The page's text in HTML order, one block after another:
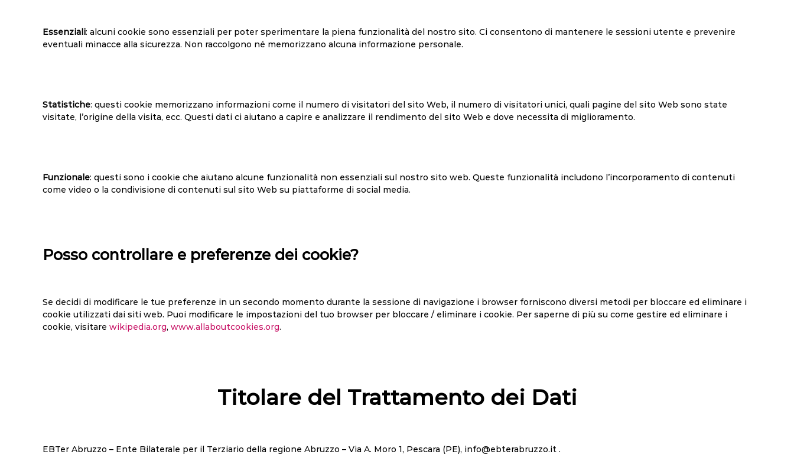
Essenziali: alcuni cookie sono essenziali per poter sperimentare la piena funzionalità del nostro sito. Ci consentono di mantenere le sessioni utente e prevenire
eventuali minacce alla sicurezza. Non raccolgono né memorizzano alcuna informazione personale.
Statistiche: questi cookie memorizzano informazioni come il numero di visitatori del sito Web, il numero di visitatori unici, quali pagine del sito Web sono state
visitate, l’origine della visita, ecc. Questi dati ci aiutano a capire e analizzare il rendimento del sito Web e dove necessita di miglioramento.
Funzionale: questi sono i cookie che aiutano alcune funzionalità non essenziali sul nostro sito web. Queste funzionalità includono l’incorporamento di contenuti
come video o la condivisione di contenuti sul sito Web su piattaforme di social media.
Posso controllare e preferenze dei cookie?
Se decidi di modificare le tue preferenze in un secondo momento durante la sessione di navigazione i browser forniscono diversi metodi per bloccare ed eliminare i
cookie utilizzati dai siti web. Puoi modificare le impostazioni del tuo browser per bloccare / eliminare i cookie. Per saperne di più su come gestire ed eliminare i
cookie, visitare wikipedia.org, www.allaboutcookies.org.
Titolare del Trattamento dei Dati
EBTer Abruzzo – Ente Bilaterale per il Terziario della regione Abruzzo – Via A. Moro 1, Pescara (PE), info@ebterabruzzo.it .